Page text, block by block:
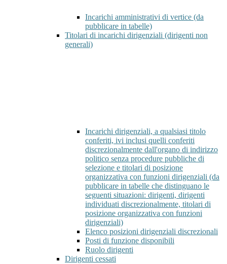
Incarichi amministrativi di vertice (da
pubblicare in tabelle)
Titolari di incarichi dirigenziali (dirigenti non
generali)
Incarichi dirigenziali, a qualsiasi titolo
conferiti, ivi inclusi quelli conferiti
discrezionalmente dall'organo di indirizzo
politico senza procedure pubbliche di
selezione e titolari di posizione
organizzativa con funzioni dirigenziali (da
pubblicare in tabelle che distinguano le
seguenti situazioni: dirigenti, dirigenti
individuati discrezionalmente, titolari di
posizione organizzativa con funzioni
dirigenziali)
Elenco posizioni dirigenziali discrezionali
Posti di funzione disponibili
Ruolo dirigenti
Dirigenti cessati